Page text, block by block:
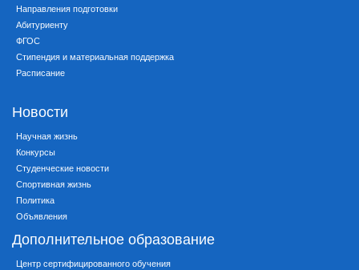
Направления подготовки
Абитуриенту
ФГОС
Стипендия и материальная поддержка
Расписание
Новости
Научная жизнь
Конкурсы
Студенческие новости
Спортивная жизнь
Политика
Объявления
Дополнительное образование
Центр сертифицированного обучения